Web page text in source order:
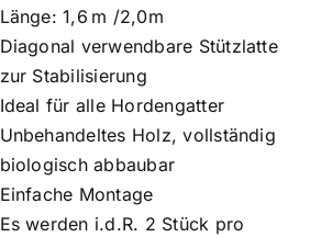
Länge: 1,6 m /2,0m
Diagonal verwendbare Stützlatte
zur Stabilisierung
Ideal für alle Hordengatter
Unbehandeltes Holz, vollständig
biologisch abbaubar
Einfache Montage
Es werden i.d.R. 2 Stück pro